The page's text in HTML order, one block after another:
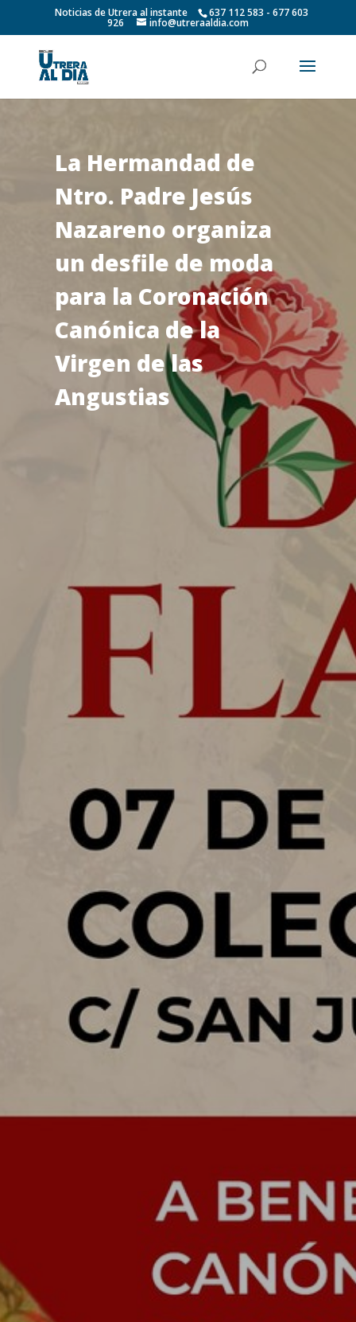
Noticias de Utrera al instante 637 112 583 - 677 603
926 info@utreraaldia.com
La Hermandad de
Ntro. Padre Jesús
Nazareno organiza
un desfile de moda
para la Coronación
Canónica de la
Virgen de las
Angustias